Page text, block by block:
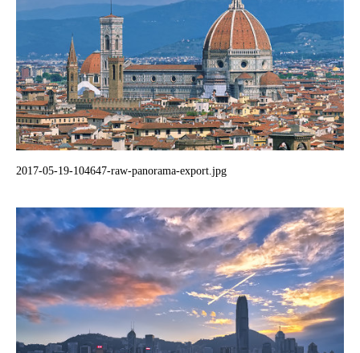
2017-05-19-104647-raw-panorama-export.jpg